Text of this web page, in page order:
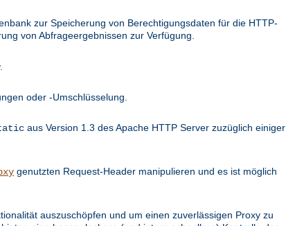
zur Speicherung von Berechtigungsdaten für die HTTP-
von Abfrageergebnissen zur Verfügung.
oder -Umschlüsselung.
aus Version 1.3 des Apache HTTP Server zuzüglich einiger
genutzten Request-Header manipulieren und es ist möglich
auszuschöpfen und um einen zuverlässigen Proxy zu